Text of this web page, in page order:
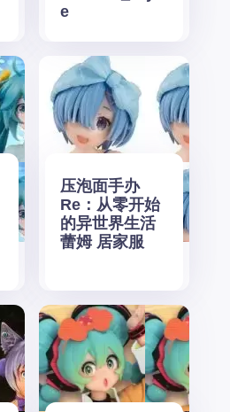
e
压泡面手办
Re：从零开始
的异世界生活
蕾姆 居家服